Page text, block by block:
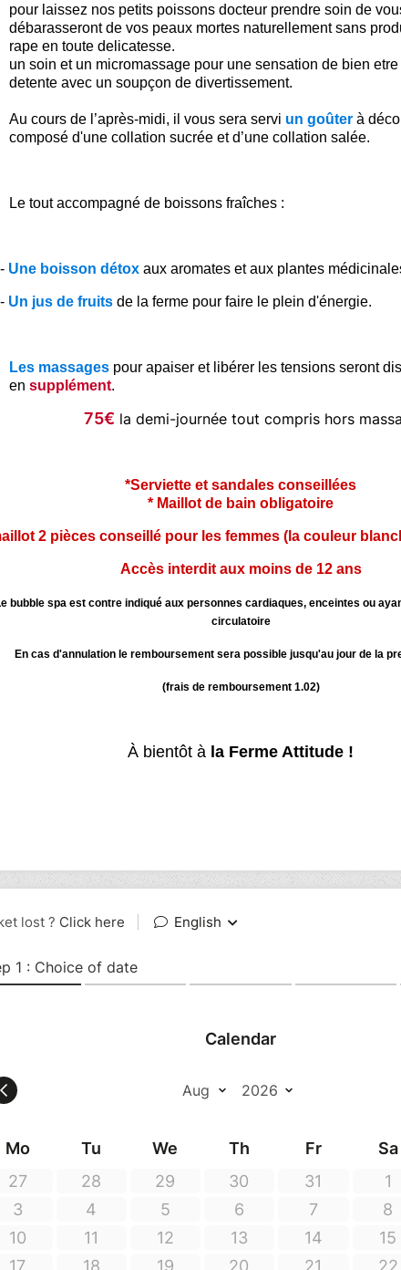
pour laissez nos petits poissons docteur prendre soin de
débarasseront de vos peaux mortes naturellement sans
rape en toute delicatesse.
un soin et un micromassage pour une sensation de bien etre
detente avec un soupçon de divertissement.
Au cours de l’après-midi, il vous sera servi un goûter à
composé d'une collation sucrée et d’une collation salée.
Le tout accompagné de boissons fraîches :
Une boisson détox aux aromates et aux plantes
Un jus de fruits de la ferme pour faire le plein d'énergie.
Les massages pour apaiser et libérer les tensions seront
en supplément.
75€ la demi-journée tout compris hors
*Serviette et sandales conseillées
* Maillot de bain obligatoire
2 pièces conseillé pour les femmes (la couleur
Accès interdit aux moins de 12 ans
bubble spa est contre indiqué aux personnes cardiaques, enceintes ou
circulatoire
En cas d'annulation le remboursement sera possible jusqu'au jour de la
(frais de remboursement 1.02)
À bientôt à la Ferme Attitude !